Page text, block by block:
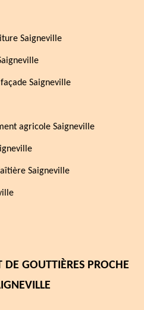
Saigneville
Saigneville
agricole Saigneville
Saigneville
GOUTTIÈRES PROCHE